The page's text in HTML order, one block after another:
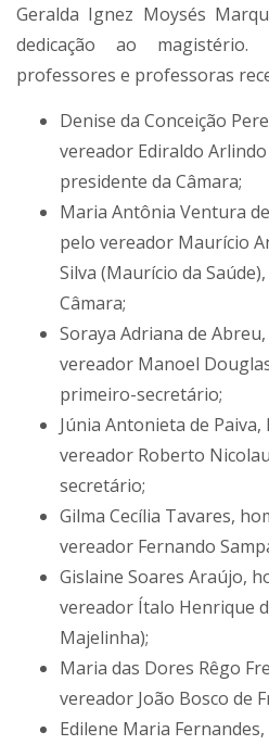
Geralda Ignez Moysés
dedicação ao magistério.
professores e professoras
Denise da Conceição
vereador Ediraldo
presidente da Câmara;
Maria Antônia Ventura
pelo vereador Maurício
Silva (Maurício da
Câmara;
Soraya Adriana de
vereador Manoel
primeiro-secretário;
Júnia Antonieta de
vereador Roberto
secretário;
Gilma Cecília Tavares,
vereador Fernando
Gislaine Soares Araújo,
vereador Ítalo Henrique
Majelinha);
Maria das Dores Rêgo
vereador João Bosco de
Edilene Maria